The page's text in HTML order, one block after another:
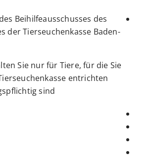
Beihilfeausschusses des
der Tierseuchenkasse Baden-
Sie nur für Tiere, für die Sie
entrichten
sind: